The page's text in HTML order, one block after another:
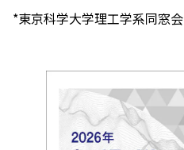
*東京科学大学理工学系同窓会